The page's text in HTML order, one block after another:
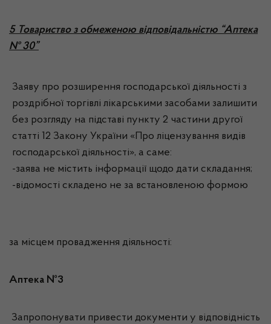
5 Товариство з обмеженою відповідальністю “Аптека
№ 30”
Заяву про розширення господарської діяльності з
роздрібної торгівлі лікарськими засобами залишити
без розгляду на підставі пункту 2 частини другої
статті 12 Закону України «Про ліцензування видів
господарської діяльності», а саме:
-заява не містить інформації щодо дати складання;
-відомості складено не за встановленою формою
за місцем провадження діяльності:
Аптека №3
Запропонувати привести документи у відповідність